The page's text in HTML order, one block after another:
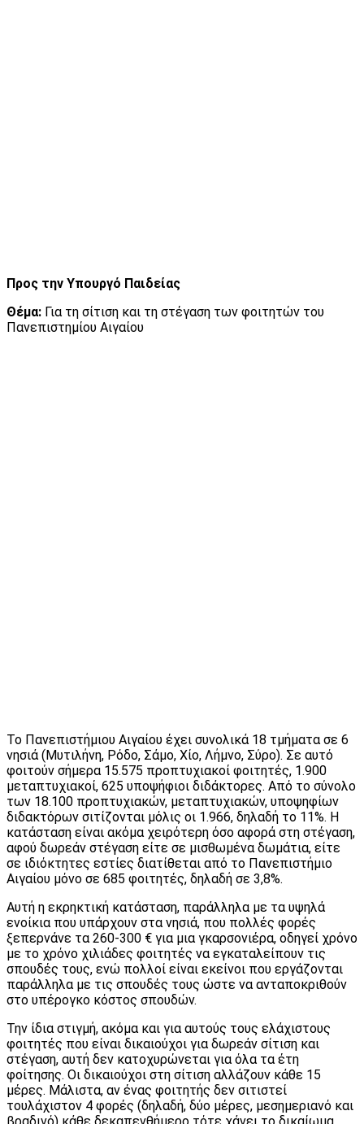
Προς την Υπουργό Παιδείας
Θέμα: Για τη σίτιση και τη στέγαση των φοιτητών του
Πανεπιστημίου Αιγαίου
Το Πανεπιστήμιου Αιγαίου έχει συνολικά 18 τμήματα σε 6
νησιά (Μυτιλήνη, Ρόδο, Σάμο, Χίο, Λήμνο, Σύρο). Σε αυτό
φοιτούν σήμερα 15.575 προπτυχιακοί φοιτητές, 1.900
μεταπτυχιακοί, 625 υποψήφιοι διδάκτορες. Από το σύνολο
των 18.100 προπτυχιακών, μεταπτυχιακών, υποψηφίων
διδακτόρων σιτίζονται μόλις οι 1.966, δηλαδή το 11%. Η
κατάσταση είναι ακόμα χειρότερη όσο αφορά στη στέγαση,
αφού δωρεάν στέγαση είτε σε μισθωμένα δωμάτια, είτε
σε ιδιόκτητες εστίες διατίθεται από το Πανεπιστήμιο
Αιγαίου μόνο σε 685 φοιτητές, δηλαδή σε 3,8%.
Αυτή η εκρηκτική κατάσταση, παράλληλα με τα υψηλά
ενοίκια που υπάρχουν στα νησιά, που πολλές φορές
ξεπερνάνε τα 260-300 € για μια γκαρσονιέρα, οδηγεί χρόνο
με το χρόνο χιλιάδες φοιτητές να εγκαταλείπουν τις
σπουδές τους, ενώ πολλοί είναι εκείνοι που εργάζονται
παράλληλα με τις σπουδές τους ώστε να ανταποκριθούν
στο υπέρογκο κόστος σπουδών.
Την ίδια στιγμή, ακόμα και για αυτούς τους ελάχιστους
φοιτητές που είναι δικαιούχοι για δωρεάν σίτιση και
στέγαση, αυτή δεν κατοχυρώνεται για όλα τα έτη
φοίτησης. Οι δικαιούχοι στη σίτιση αλλάζουν κάθε 15
μέρες. Μάλιστα, αν ένας φοιτητής δεν σιτιστεί
τουλάχιστον 4 φορές (δηλαδή, δύο μέρες, μεσημεριανό και